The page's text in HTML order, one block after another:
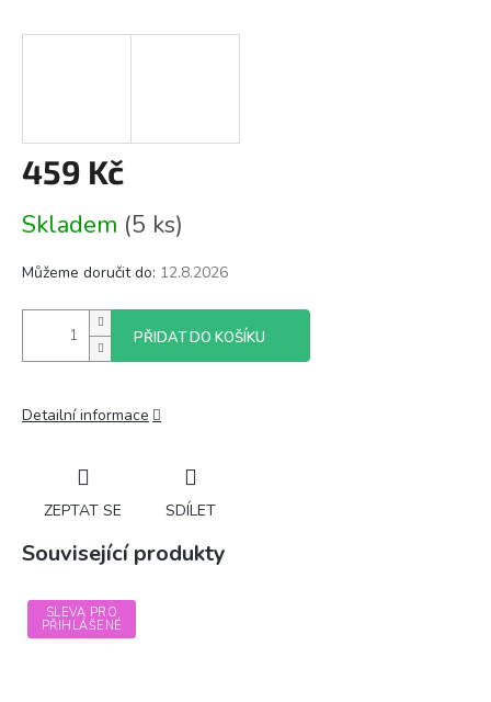
459 Kč
cena:
Skladem (5 ks)
Můžeme doručit do: 12.8.2026
PŘIDAT DO KOŠÍKU
Detailní informace
ZEPTAT SE SDÍLET
Související produkty
SLEVA PRO
PŘIHLÁŠENÉ